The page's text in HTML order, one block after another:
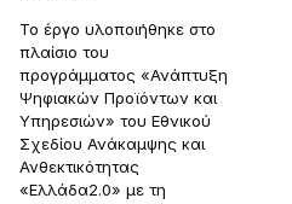
Το έργο υλοποιήθηκε στο
πλαίσιο του
προγράμματος «Ανάπτυξη
Ψηφιακών Προϊόντων και
Υπηρεσιών» του Εθνικού
Σχεδίου Ανάκαμψης και
Ανθεκτικότητας
«Ελλάδα2.0» με τη